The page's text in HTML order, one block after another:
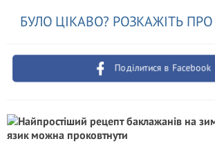
БУЛО ЦІКАВО? РОЗКАЖІТЬ
Поділитися в Facebook